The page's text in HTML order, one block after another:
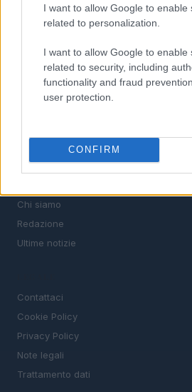
I want to allow Google to enable
related to personalization.
I want to allow Google to enable
related to security, including
functionality and fraud
user protection.
CONFIRM
Offerte di lavoro
TROVARE LAVORO
Chi siamo
Redazione
Ultime notizie
Contattaci
Cookie Policy
Privacy Policy
Note legali
Trattamento dati